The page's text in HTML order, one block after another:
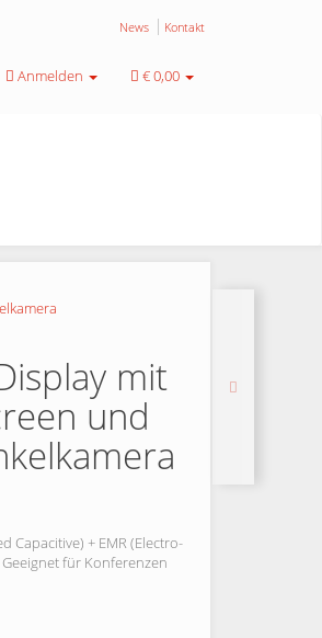
News Kontakt
Anmelden € 0,00
mit
und
Capacitive) + EMR (Electro-
für Konferenzen